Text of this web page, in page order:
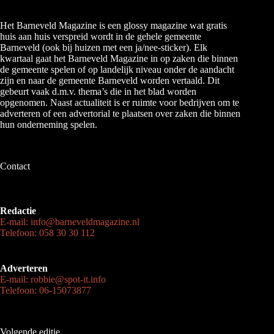
Het Barneveld Magazine is een glossy magazine wat gratis
huis aan huis verspreid wordt in de gehele gemeente
Barneveld (ook bij huizen met een ja/nee-sticker). Elk
kwartaal gaat het Barneveld Magazine in op zaken die binnen
de gemeente spelen of op landelijk niveau onder de aandacht
zijn en naar de gemeente Barneveld worden vertaald. Dit
gebeurt vaak d.m.v. thema’s die in het blad worden
opgenomen. Naast actualiteit is er ruimte voor bedrijven om te
adverteren of een advertorial te plaatsen over zaken die binnen
hun onderneming spelen.
Contact
Redactie
E-mail: info@barneveldmagazine.nl
Telefoon: 058 30 30 112
Adverteren
E-mail: robbie@spot-it.info
Telefoon: 06-15073877